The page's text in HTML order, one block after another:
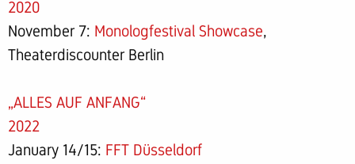
2020
November 7: Monologfestival Showcase,
Theaterdiscounter Berlin
„ALLES AUF ANFANG“
2022
January 14/15: FFT Düsseldorf